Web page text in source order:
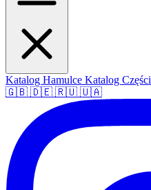
Katalog Hamulce Katalog Części
🇬🇧 🇩🇪 🇷🇺 🇺🇦